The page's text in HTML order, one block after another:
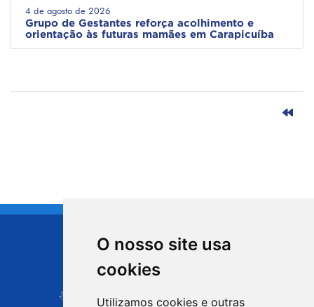
O nosso site usa
cookies
Utilizamos cookies e outras
4 de agosto de 2026
Grupo de Gestantes reforça acolhimento e
orientação às futuras mamães em Carapicuíba
CIDADE DE
Carapicuíba